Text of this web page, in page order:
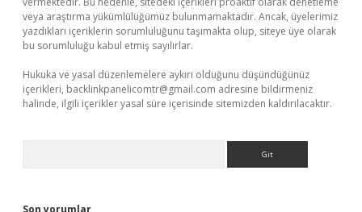
veya araştırma yükümlülüğümüz bulunmamaktadır. Ancak, üyelerimiz
yazdıkları içeriklerin sorumluluğunu taşımakta olup, siteye üye olarak
bu sorumluluğu kabul etmiş sayılırlar.
Hukuka ve yasal düzenlemelere aykırı olduğunu düşündüğünüz
içerikleri, backlinkpanelicomtr@gmail.com adresine bildirmeniz
halinde, ilgili içerikler yasal süre içerisinde sitemizden kaldırılacaktır.
Son yorumlar